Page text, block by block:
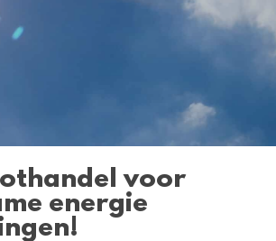
voor
energie